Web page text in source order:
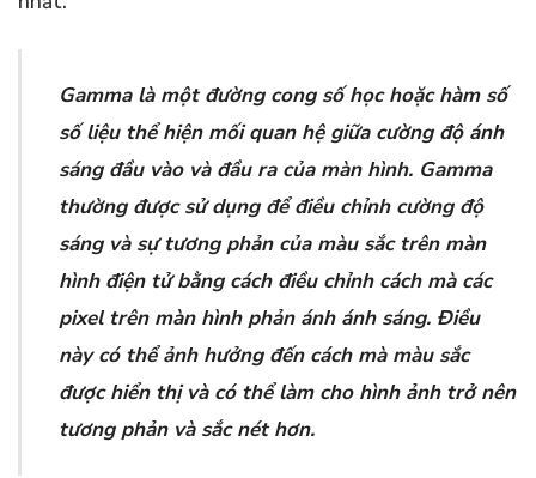
Gamma là một đường cong số học hoặc hàm số
số liệu thể hiện mối quan hệ giữa cường độ ánh
sáng đầu vào và đầu ra của màn hình. Gamma
thường được sử dụng để điều chỉnh cường độ
sáng và sự tương phản của màu sắc trên màn
hình điện tử bằng cách điều chỉnh cách mà các
pixel trên màn hình phản ánh ánh sáng. Điều
này có thể ảnh hưởng đến cách mà màu sắc
được hiển thị và có thể làm cho hình ảnh trở nên
tương phản và sắc nét hơn.